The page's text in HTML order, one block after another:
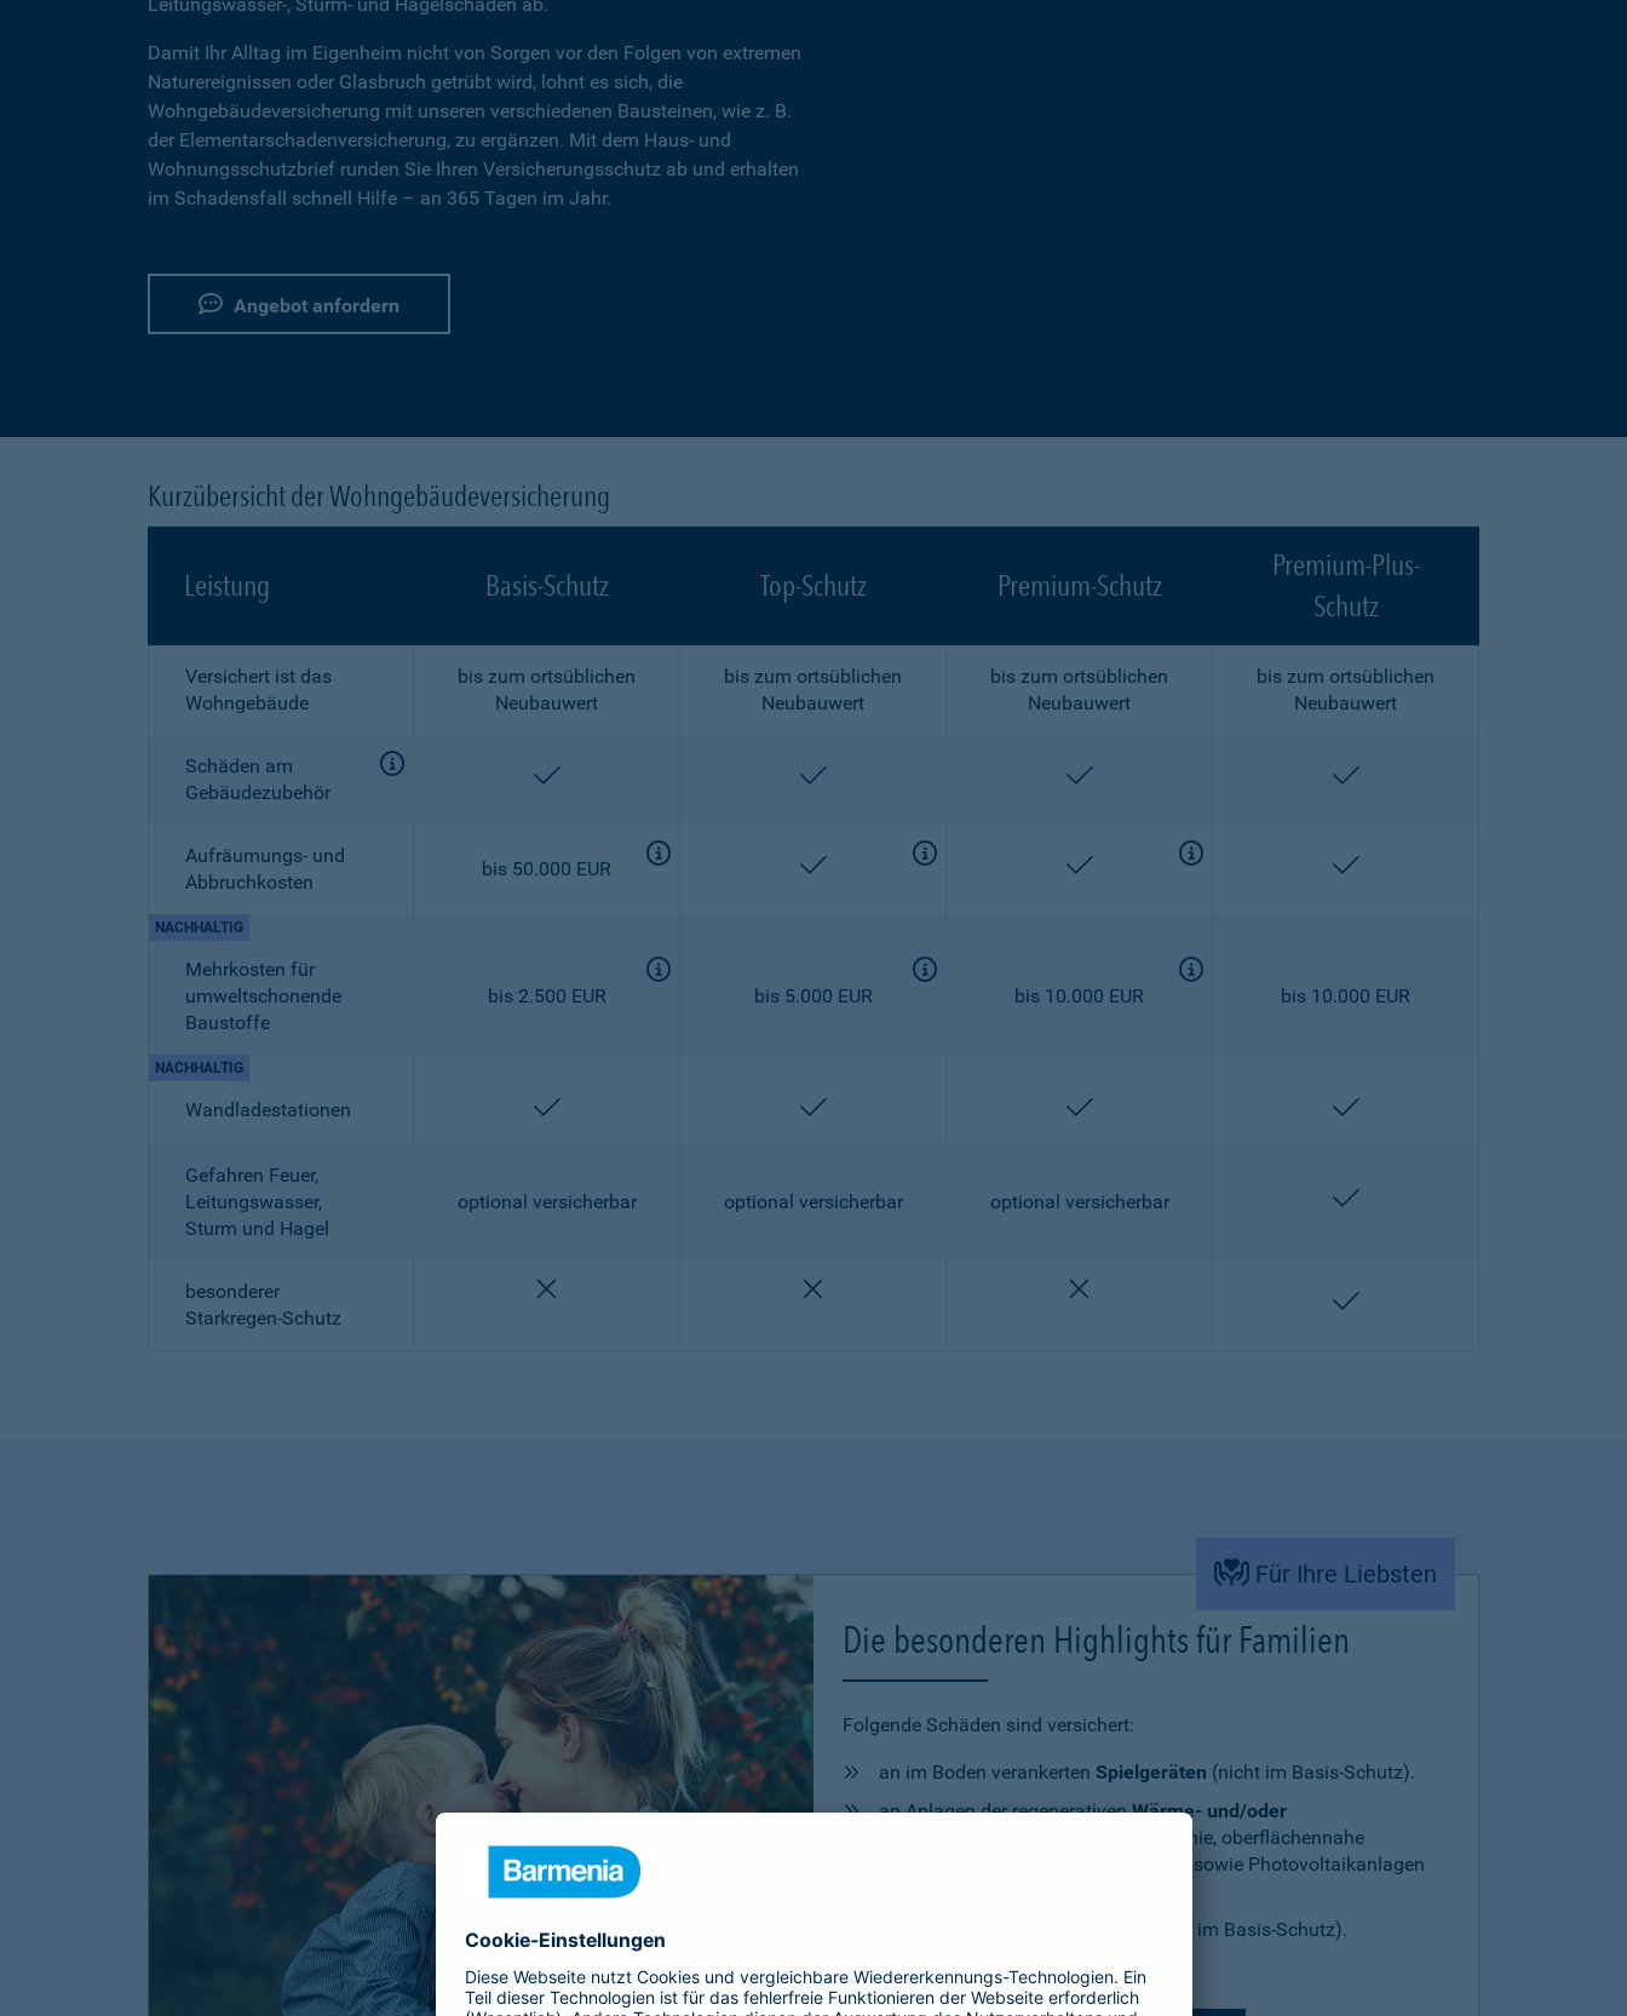
Damit Ihr Alltag im Eigenheim nicht von Sorgen vor den Folgen von extremen
Naturereignissen oder Glasbruch getrübt wird, lohnt es sich, die
Wohngebäudeversicherung mit unseren verschiedenen Bausteinen, wie z. B.
der Elementarschadenversicherung, zu ergänzen. Mit dem Haus- und
Wohnungsschutzbrief runden Sie Ihren Versicherungsschutz ab und erhalten
im Schadensfall schnell Hilfe – an 365 Tagen im Jahr.
Angebot anfordern
Kurzübersicht der Wohngebäudeversicherung
Leistung Basis-Schutz Top-Schutz Premium-Schutz
Premium-Plus-
Schutz
Versichert ist das
Wohngebäude
bis zum ortsüblichen
Neubauwert
bis zum ortsüblichen
Neubauwert
bis zum ortsüblichen
Neubauwert
bis zum ortsüblichen
Neubauwert
Schäden am
Gebäudezubehör
enthalten enthalten enthalten enthalten
Aufräumungs- und
Abbruchkosten
bis 50.000 EUR enthalten enthalten enthalten
Mehrkosten für
umweltschonende
Baustoffe
NACHHALTIG
bis 2.500 EUR bis 5.000 EUR bis 10.000 EUR bis 10.000 EUR
Wandladestationen
NACHHALTIG
enthalten enthalten enthalten enthalten
Gefahren Feuer,
Leitungswasser,
Sturm und Hagel
optional versicherbar optional versicherbar optional versicherbar enthalten
besonderer
Starkregen-Schutz
enthalten
Für Ihre Liebsten
Die besonderen Highlights für Familien
Folgende Schäden sind versichert:
an im Boden verankerten Spielgeräten (nicht im Basis-Schutz).
an Anlagen der regenerativenWärme- und/oder
(Solarthermie, oberflächennahe
Geothermie, Wärmepumpenanlagen, sowie Photovoltaikanlagen
im Freien (nicht im Basis-Schutz).
Angebot anfordern